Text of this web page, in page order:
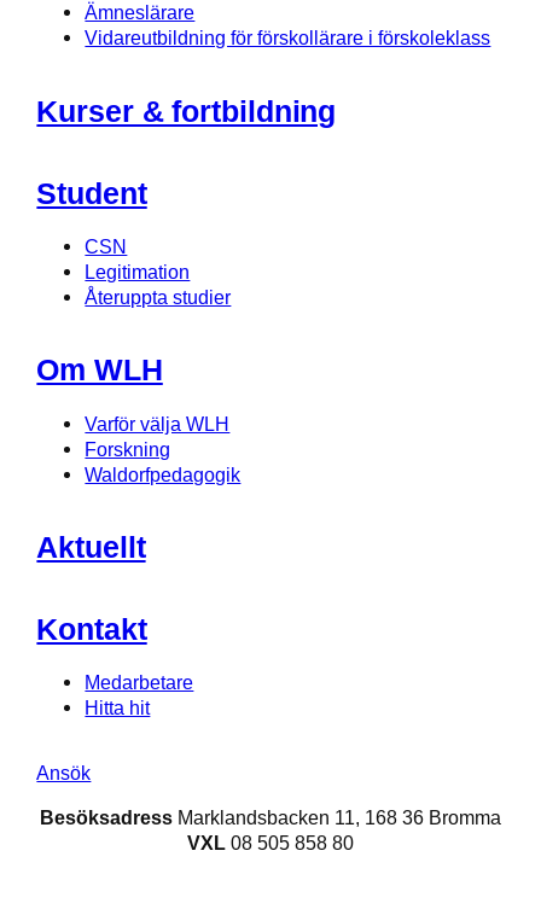
Ämneslärare
Vidareutbildning för förskollärare i förskoleklass
Kurser & fortbildning
Student
CSN
Legitimation
Återuppta studier
Om WLH
Varför välja WLH
Forskning
Waldorfpedagogik
Aktuellt
Kontakt
Medarbetare
Hitta hit
Ansök
Besöksadress Marklandsbacken 11, 168 36 Bromma
VXL 08 505 858 80